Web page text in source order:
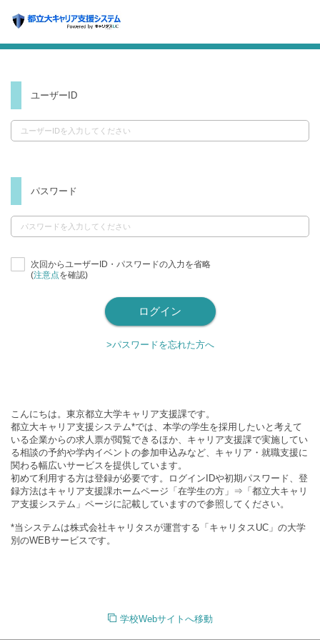
ユーザーID
パスワード
次回からユーザーID・パスワードの入力を省略
(注意点を確認)
>パスワードを忘れた方へ
こんにちは。東京都立大学キャリア支援課です。
都立大キャリア支援システム*では、本学の学生を採用したいと考えて
いる企業からの求人票が閲覧できるほか、キャリア支援課で実施してい
る相談の予約や学内イベントの参加申込みなど、キャリア・就職支援に
関わる幅広いサービスを提供しています。
初めて利用する方は登録が必要です。ログインIDや初期パスワード、登
録方法はキャリア支援課ホームページ「在学生の方」⇒「都立大キャリ
ア支援システム」ページに記載していますので参照してください。
*当システムは株式会社キャリタスが運営する「キャリタスUC」の大学
別のWEBサービスです。
学校Webサイトへ移動